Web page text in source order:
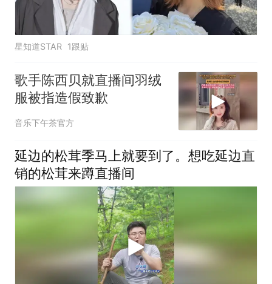
星知道STAR 1跟贴
歌手陈西贝就直播间羽绒
服被指造假致歉
音乐下午茶官方
延边的松茸季马上就要到了。想吃延边直
销的松茸来蹲直播间